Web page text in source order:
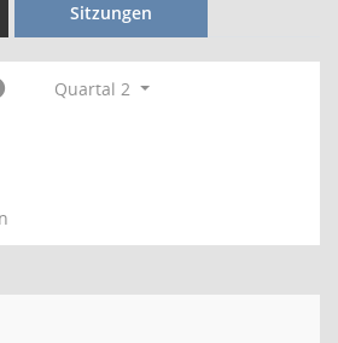
Sitzungen
Quartal 2